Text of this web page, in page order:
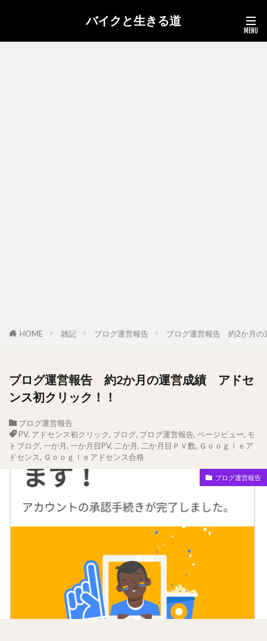
バイクと生きる道
HOME 雑記 ブログ運営報告 ブログ運営報告 約2か月の
ブログ運営報告 約2か月の運営成績 アドセ
ンス初クリック！！
ブログ運営報告
PV, アドセンス初クリック, ブログ, ブログ運営報告, ページビュー, モ
トブログ, 一か月, 一か月目PV, 二か月, 二か月目ＰＶ数, Ｇｏｏｇｌｅア
ドセンス, Ｇｏｏｇｌｅアドセンス合格
ブログ運営報告